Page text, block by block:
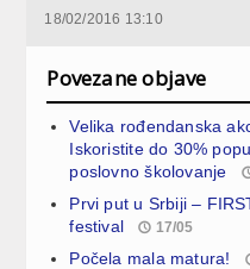
18/02/2016 13:10
Povezane objave
Velika rođendanska
Iskoristite do 30%
poslovno školovanje
Prvi put u Srbiji –
festival
17/05
Počela mala matura!